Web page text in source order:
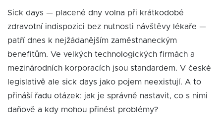
Sick days — placené dny volna při krátkodobé
zdravotní indispozici bez nutnosti návštěvy lékaře —
patří dnes k nejžádanějším zaměstnaneckým
benefitům. Ve velkých technologických firmách a
mezinárodních korporacích jsou standardem. V české
legislativě ale sick days jako pojem neexistují. A to
přináší řadu otázek: jak je správně nastavit, co s nimi
daňově a kdy mohou přinést problémy?